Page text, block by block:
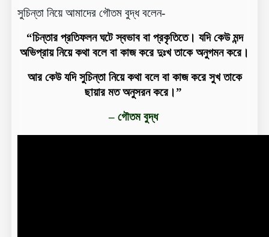
সুচিন্তা নিয়ে আমাদের গৌতম বুদ্ধ বলেন-
“চিন্তার প্রতিফলন ঘটে স্বভাব বা প্রকৃতিতে। যদি কেউ মন্দ
অভিপ্রায় নিয়ে কথা বলে বা কাজ করে দুঃখ তাকে অনুগমন করে।
আর কেউ যদি সুচিন্তা নিয়ে কথা বলে বা কাজ করে সুখ তাকে
ছায়ার মত অনুসরন করে।”
– গৌতম বুদ্ধ